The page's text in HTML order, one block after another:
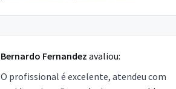
Bernardo Fernandez avaliou:
O profissional é excelente, atendeu com